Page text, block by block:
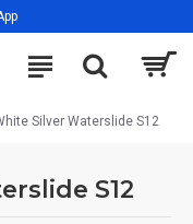
Silver Waterslide S12
S12